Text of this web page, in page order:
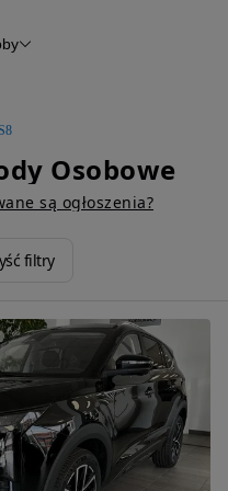
Osobowe
są ogłoszenia?
filtry